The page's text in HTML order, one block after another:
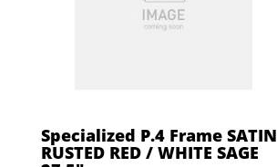
Specialized P.4 Frame SATIN
RUSTED RED / WHITE SAGE